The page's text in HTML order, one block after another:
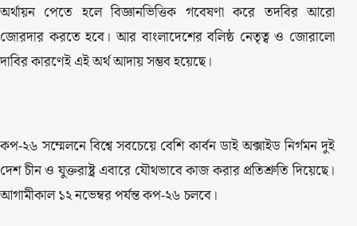
অর্থায়ন পেতে হলে বিজ্ঞানভিত্তিক গবেষণা করে তদবির আরো
জোরদার করতে হবে। আর বাংলাদেশের বলিষ্ঠ নেতৃত্ব ও জোরালো
দাবির কারণেই এই অর্থ আদায় সম্ভব হয়েছে।
কপ-২৬ সম্মেলনে বিশ্বে সবচেয়ে বেশি কার্বন ডাই অক্সাইড নির্গমন দুই
দেশ চীন ও যুক্তরাষ্ট্র এবারে যৌথভাবে কাজ করার প্রতিশ্রুতি দিয়েছে।
আগামীকাল ১২ নভেম্বর পর্যন্ত কপ-২৬ চলবে।